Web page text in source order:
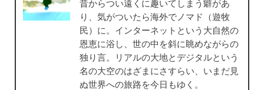
昔からつい遠くに趣いてしまう癖があ
り、気がついたら海外でノマド（遊牧
民）に。インターネットという大自然の
恩恵に浴し、世の中を斜に眺めながらの
独り言。リアルの大地とデジタルという
名の大空のはざまにさすらい、いまだ見
ぬ世界への旅路を今日もゆく。